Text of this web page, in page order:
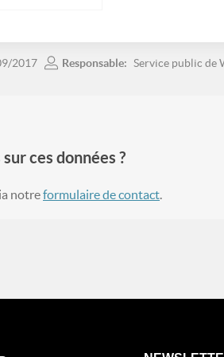
2017 Responsable: Service public de
ces données ?
notreformulaire de contact.